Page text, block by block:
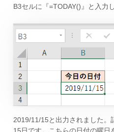
B3セルに『=TODAY()』と入力し
2019/11/15と出力されました。